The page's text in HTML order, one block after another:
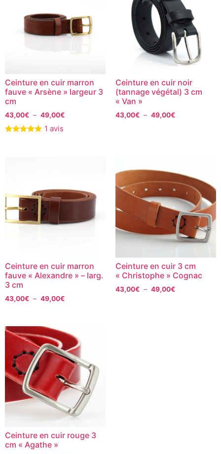
Ceinture en cuir marron
fauve « Arsène » largeur 3
cm
43,00€ – 49,00€
1 avis
Ceinture en cuir noir
(tannage végétal) 3 cm
« Van »
43,00€ – 49,00€
Ceinture en cuir marron
fauve « Alexandre » – larg.
3 cm
43,00€ – 49,00€
Ceinture en cuir 3 cm
« Christophe » Cognac
43,00€ – 49,00€
Ceinture en cuir rouge 3
cm « Agathe »